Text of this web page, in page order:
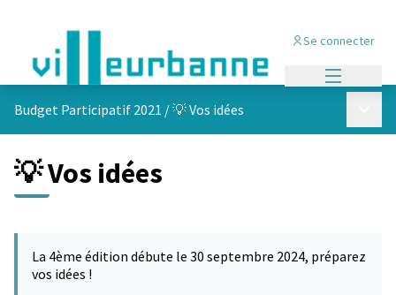
Se connecter
Budget Participatif 2021 /💡 Vos idées
💡 Vos idées
Passer la carte
La 4ème édition débute le 30 septembre 2024, préparez
vos idées !